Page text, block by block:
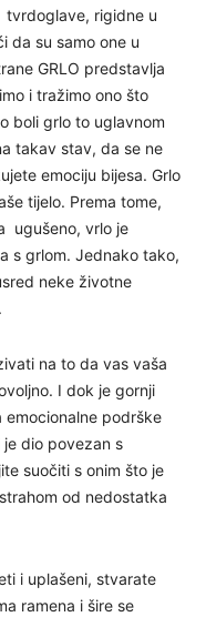
rigidne u
da su samo one u
GRLO predstavlja
i tražimo ono što
boli grlo to uglavnom
takav stav, da se ne
emociju bijesa. Grlo
tijelo. Prema tome,
ugušeno, vrlo je
s grlom. Jednako tako,
neke životne
na to da vas vaša
I dok je gornji
emocionalne podrške
dio povezan s
suočiti s onim što je
od nedostatka
i uplašeni, stvarate
ramena i šire se